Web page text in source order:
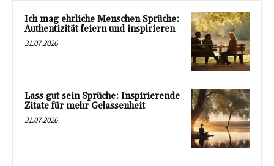
Ich mag ehrliche Menschen Sprüche:
Authentizität feiern und inspirieren
31.07.2026
Lass gut sein Sprüche: Inspirierende
Zitate für mehr Gelassenheit
31.07.2026